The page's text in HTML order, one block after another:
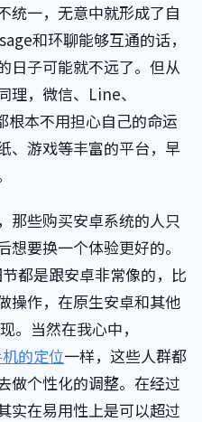
统一，无意中就形成了自
和环聊能够互通的话，
日子可能就不远了。但从
理，微信、Line、
本不用担心自己的命运
、游戏等丰富的平台，早
那些购买安卓系统的人只
要换一个体验更好的。
都是跟安卓非常像的，比
操作，在原生安卓和其他
。当然在我心中，
的定位一样，这些人群都
做个性化的调整。在经过
实在易用性上是可以超过